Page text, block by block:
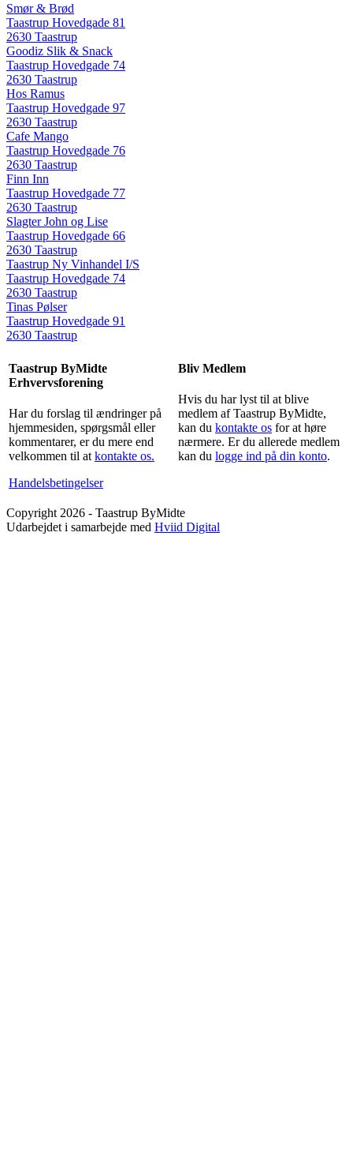
Smør & Brød
Taastrup Hovedgade 81
2630 Taastrup
Goodiz Slik & Snack
Taastrup Hovedgade 74
2630 Taastrup
Hos Ramus
Taastrup Hovedgade 97
2630 Taastrup
Cafe Mango
Taastrup Hovedgade 76
2630 Taastrup
Finn Inn
Taastrup Hovedgade 77
2630 Taastrup
Slagter John og Lise
Taastrup Hovedgade 66
2630 Taastrup
Taastrup Ny Vinhandel I/S
Taastrup Hovedgade 74
2630 Taastrup
Tinas Pølser
Taastrup Hovedgade 91
2630 Taastrup
Taastrup ByMidte
Erhvervsforening
Har du forslag til ændringer på
hjemmesiden, spørgsmål eller
kommentarer, er du mere end
velkommen til at kontakte os.
Handelsbetingelser
Bliv Medlem
Hvis du har lyst til at blive
medlem af Taastrup ByMidte,
kan du kontakte os for at høre
nærmere. Er du allerede medlem
kan du logge ind på din konto.
Copyright 2026 - Taastrup ByMidte
Udarbejdet i samarbejde med Hviid Digital